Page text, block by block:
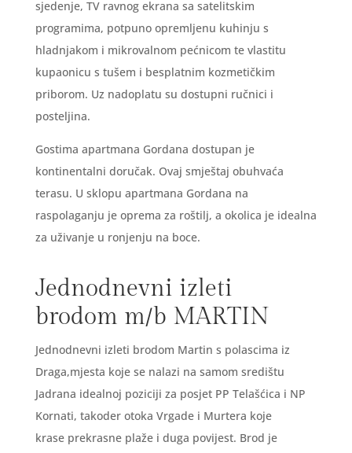
sjedenje, TV ravnog ekrana sa satelitskim
programima, potpuno opremljenu kuhinju s
hladnjakom i mikrovalnom pećnicom te vlastitu
kupaonicu s tušem i besplatnim kozmetičkim
priborom. Uz nadoplatu su dostupni ručnici i
posteljina.
Gostima apartmana Gordana dostupan je
kontinentalni doručak. Ovaj smještaj obuhvaća
terasu. U sklopu apartmana Gordana na
raspolaganju je oprema za roštilj, a okolica je idealna
za uživanje u ronjenju na boce.
Jednodnevni izleti
brodom m/b MARTIN
Jednodnevni izleti brodom Martin s polascima iz
Draga,mjesta koje se nalazi na samom središtu
Jadrana idealnoj poziciji za posjet PP Telašćica i NP
Kornati, takoder otoka Vrgade i Murtera koje
krase prekrasne plaže i duga povijest. Brod je